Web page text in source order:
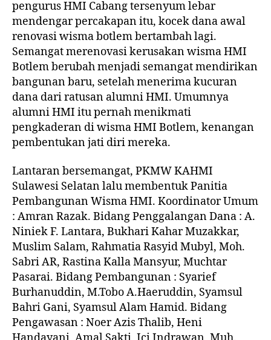
pengurus HMI Cabang tersenyum lebar
mendengar percakapan itu, kocek dana awal
renovasi wisma botlem bertambah lagi.
Semangat merenovasi kerusakan wisma HMI
Botlem berubah menjadi semangat mendirikan
bangunan baru, setelah menerima kucuran
dana dari ratusan alumni HMI. Umumnya
alumni HMI itu pernah menikmati
pengkaderan di wisma HMI Botlem, kenangan
pembentukan jati diri mereka.
Lantaran bersemangat, PKMW KAHMI
Sulawesi Selatan lalu membentuk Panitia
Pembangunan Wisma HMI. Koordinator Umum
: Amran Razak. Bidang Penggalangan Dana : A.
Niniek F. Lantara, Bukhari Kahar Muzakkar,
Muslim Salam, Rahmatia Rasyid Mubyl, Moh.
Sabri AR, Rastina Kalla Mansyur, Muchtar
Pasarai. Bidang Pembangunan : Syarief
Burhanuddin, M.Tobo A.Haeruddin, Syamsul
Bahri Gani, Syamsul Alam Hamid. Bidang
Pengawasan : Noer Azis Thalib, Heni